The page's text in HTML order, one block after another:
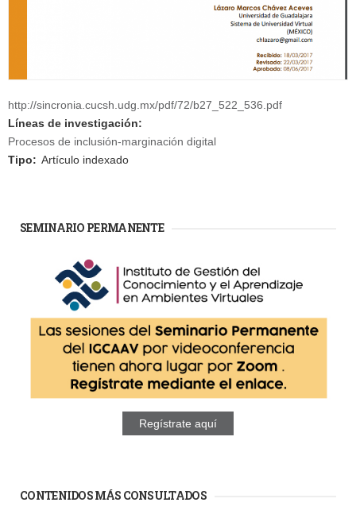
http://sincronia.cucsh.udg.mx/pdf/72/b27_522_536.pdf
Líneas de investigación:
Procesos de inclusión-marginación digital
Tipo: Artículo indexado
SEMINARIO PERMANENTE
Regístrate aquí
CONTENIDOS MÁS CONSULTADOS